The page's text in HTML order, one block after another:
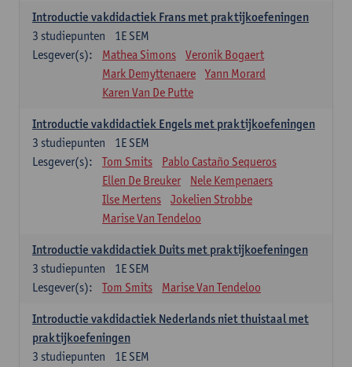
Introductie vakdidactiek Frans met praktijkoefeningen
1E SEM
3 studiepunten
Lesgever(s):
Mathea Simons
Veronik Bogaert
Mark Demyttenaere
Yann Morard
Karen Van De Putte
Introductie vakdidactiek Engels met praktijkoefeningen
1E SEM
3 studiepunten
Lesgever(s):
Tom Smits
Pablo Castaño Sequeros
Ellen De Breuker
Nele Kempenaers
Ilse Mertens
Jokelien Strobbe
Marise Van Tendeloo
Introductie vakdidactiek Duits met praktijkoefeningen
1E SEM
3 studiepunten
Lesgever(s):
Tom Smits Marise Van Tendeloo
Introductie vakdidactiek Nederlands niet thuistaal met
praktijkoefeningen
1E SEM
3 studiepunten